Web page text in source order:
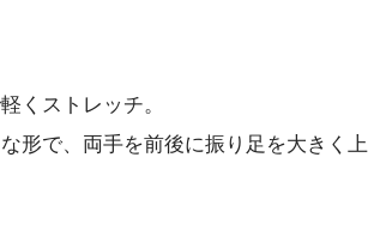
くストレッチ。
形で、両手を前後に振り足を大きく上